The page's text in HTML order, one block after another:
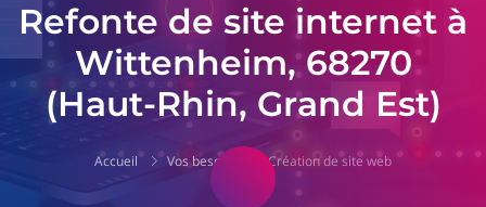
Refonte de site internet à
Wittenheim, 68270
(Haut-Rhin, Grand Est)
Accueil Vos besoins Création de site web